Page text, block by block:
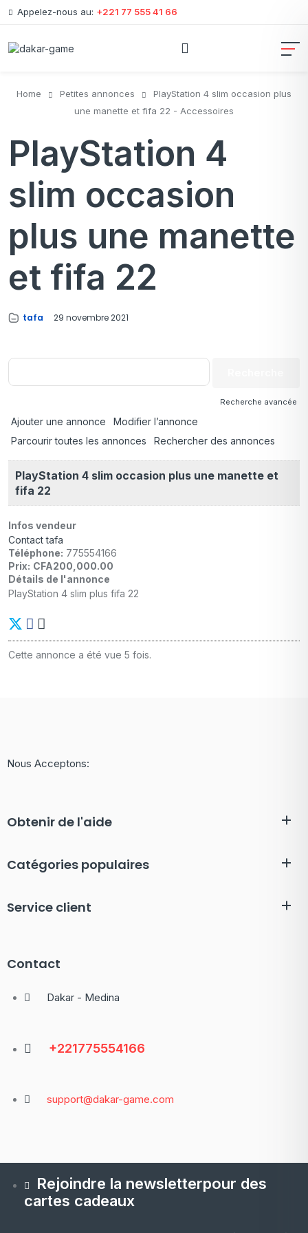
Appelez-nous au: +221 77 555 41 66
Home Petites annonces
PlayStation 4 slim occasion plus
une manette et fifa 22 - Accessoires
PlayStation 4
slim occasion
plus une manette
et fifa 22
tafa 29 novembre 2021
Recherche avancée
Ajouter une annonce
Modifier l’annonce
Parcourir toutes les annonces
Rechercher des annonces
PlayStation 4 slim occasion plus une manette et
fifa 22
Infos vendeur
Contact tafa
Téléphone: 775554166
Prix: CFA200,000.00
Détails de l'annonce
PlayStation 4 slim plus fifa 22
Cette annonce a été vue 5 fois.
Nous Acceptons:
Obtenir de l'aide
Catégories populaires
Service client
Contact
Dakar - Medina
+221775554166
support@dakar-game.com
Rejoindre la newsletterpour des
cartes cadeaux